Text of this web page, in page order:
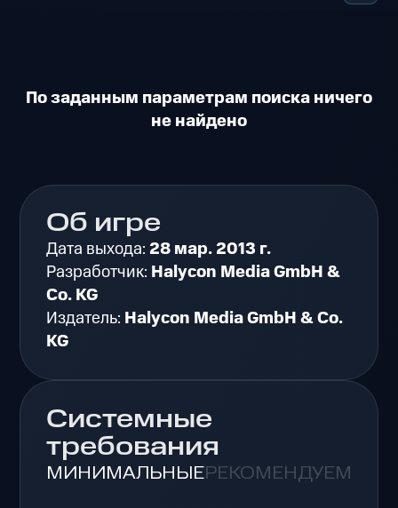
По заданным параметрам поиска ничего
не найдено
Об игре
Дата выхода: 28 мар. 2013 г.
Разработчик: Halycon Media GmbH &
Co. KG
Издатель: Halycon Media GmbH & Co.
KG
Системные
требования
МИНИМАЛЬНЫЕРЕКОМЕНДУЕМЫЕ